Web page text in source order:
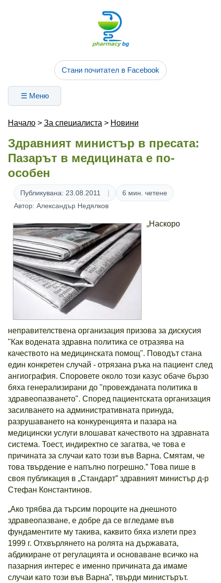
Стани почитател в Facebook
☰ Меню
Начало > За специалиста > Новини
Здравният министър в пресата:
Пазарът в медицината е по-
особен
Публикувана: 23.08.2011
6 мин. четене
Автор: Александър Недялков
„Наскоро
неправителствена организация призова за дискусия
"Как водената здравна политика се отразява на
качеството на медицинската помощ". Поводът стана
един конкретен случай - отрязана ръка на пациент след
ангиография. Споровете около този казус обаче бързо
бяха генерализирани до "провежданата политика в
здравеопазването". Според пациентската организация
засилването на административната принуда,
разрушаването на конкуренцията и пазара на
медицински услуги влошават качеството на здравната
система. Тоест, индиректно се загатва, че това е
причината за случаи като този във Варна. Смятам, че
това твърдение е напълно погрешно.” Това пише в
своя публикация в „Стандарт” здравният министър д-р
Стефан Константинов.
„Ако трябва да търсим пороците на днешното
здравеопазване, е добре да се вгледаме във
фундаментите му такива, каквито бяха излети през
1999 г. Отхвърлянето на ролята на държавата,
абдикиране от регулацията и основаване всичко на
пазарния интерес е именно причината да имаме
случаи като този във Варна”, твърди министърът.